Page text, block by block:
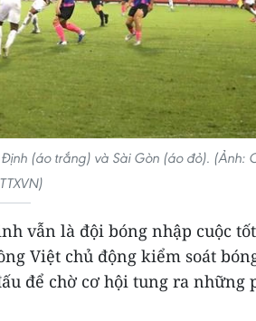
(áo trắng) và Sài Gòn (áo đỏ). (Ảnh:
vẫn là đội bóng nhập cuộc
Việt chủ động kiểm soát
để chờ cơ hội tung ra những